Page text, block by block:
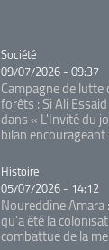
Catégorie
Société
09/07/2026 - 09:37
Campagne de
forêts : Si Ali
dans « L'Invité du
bilan encourageant
Catégorie
Histoire
05/07/2026 - 14:12
Noureddine
qu’a été la
combattue de la